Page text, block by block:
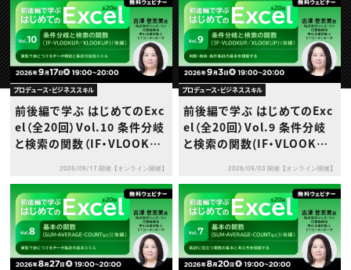
スキルアップしたい！
スキルアップしたい！ トップ
デザイン
プログラミング
動画配信・映像制作
編集・ライティング
マーケティング
ディレクション
業界解説・キャリア事情
お役立ち基礎知識
TOP Creator’s コラム
TOP Creator’s コラム トップ
Webクリエイター
アプリクリエイター
ゲームクリエイター
映像クリエイター
マーケッター
クリエイターインタビュー
C＆R Magazine
セミナー
ニュース・トレンド
ニュース・トレンド トップ
Web
映像
ゲーム・エンタメ
広告
出版
CREATIVE VILLAGEからのお知らせ
プロデュース・ビジネススキル
前後編で学ぶ はじめてのExc
el（全20回）Vol.10 条件分岐
と検索の関数（IF・VLOOKUP
で身につけるデータ判定と集
計の実践スキル～
2026/09/17 開催【オンライン開催】
プロデュース・ビジネススキル
前後編で学ぶ はじめてのExc
el（全20回）Vol.9 条件分岐
と検索の関数(IF・VLOOKUP
検索・条件集計の基本を理解
する～
2026/09/03 開催【オンライン開催】